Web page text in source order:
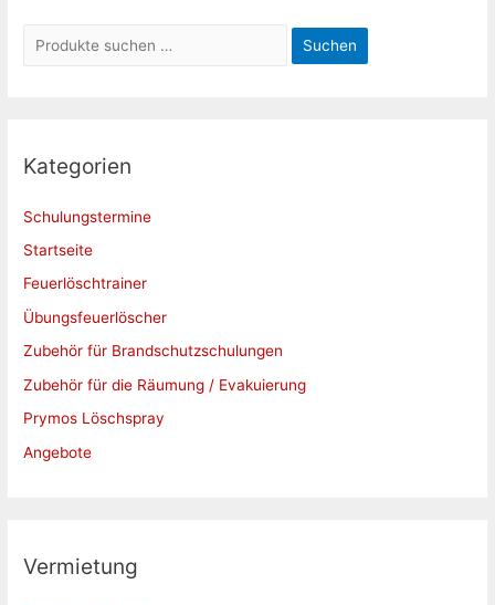
e
n
a
c
h
Suchen
Kategorien
Schulungstermine
Startseite
Feuerlöschtrainer
Übungsfeuerlöscher
Zubehör für Brandschutzschulungen
Zubehör für die Räumung / Evakuierung
Prymos Löschspray
Angebote
Vermietung